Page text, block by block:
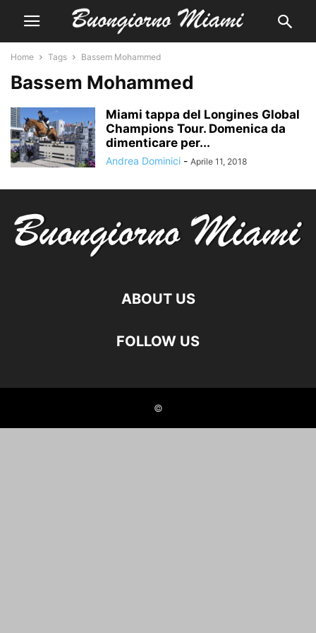
Home Tags Bassem Mohammed
Bassem Mohammed
Miami tappa del Longines Global
Champions Tour. Domenica da
dimenticare per...
Andrea Dominici - Aprile 11, 2018
ABOUT US
FOLLOW US
©